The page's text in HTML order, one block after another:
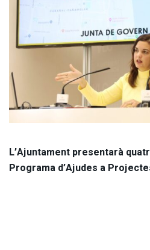
L’Ajuntament presentarà
Programa d’Ajudes a